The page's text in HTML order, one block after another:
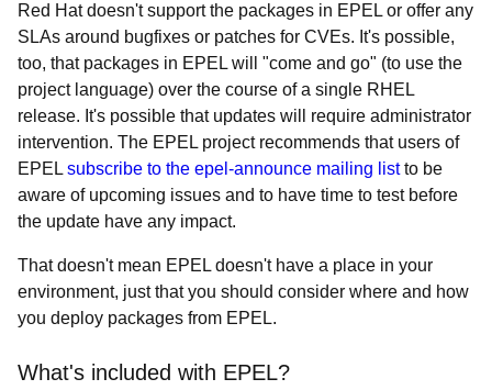
Red Hatdoesn't support the packages in EPEL or offer any
SLAs around bugfixes or patches for CVEs. It's possible,
too, that packages in EPEL will "come and go" (to use the
project language) over the course of a single RHEL
release. It's possible that updates will require administrator
intervention. The EPEL project recommends that users of
EPEL subscribe to the epel-announce mailing listto be
aware of upcoming issues and to have time to test before
the update have any impact.
That doesn't mean EPEL doesn't have a place in your
environment, just that you should consider where and how
you deploy packages from EPEL.
What's included with EPEL?